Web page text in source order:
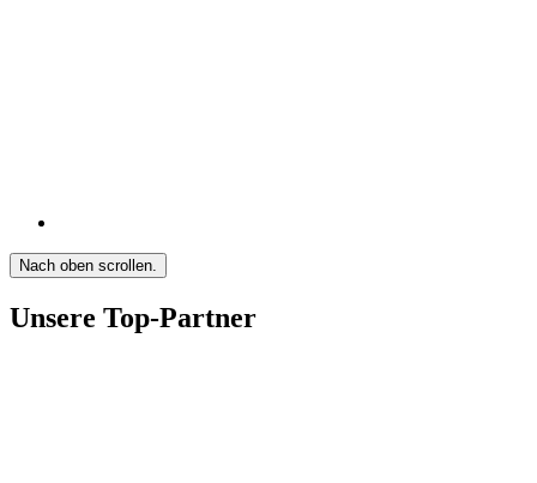
Nach oben scrollen.
Unsere Top-Partner